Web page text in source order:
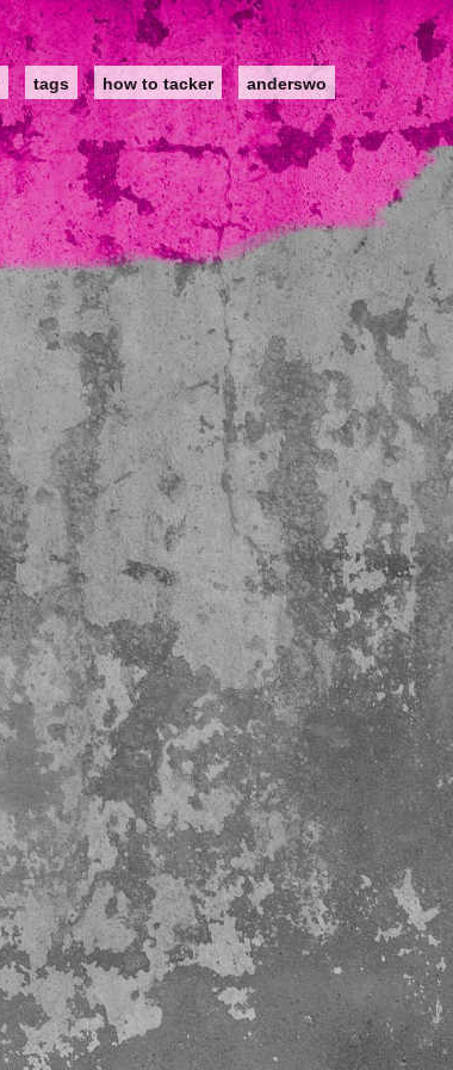
tags how to tacker anderswo